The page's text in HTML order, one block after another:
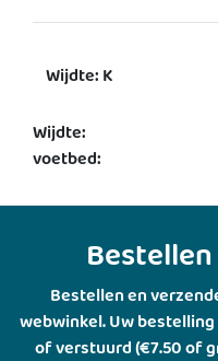
Wijdte: K
Wijdte:
voetbed:
Bestellen en
webwinkel. Uw
of verstuurd (€7.50 of